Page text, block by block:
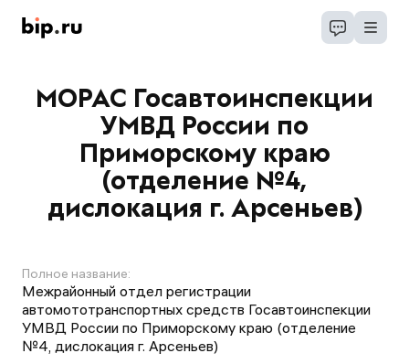
МОРАС Госавтоинспекции
УМВД России по
Приморскому краю
(отделение №4,
дислокация г. Арсеньев)
Полное название:
Межрайонный отдел регистрации
автомототранспортных средств Госавтоинспекции
УМВД России по Приморскому краю (отделение
№4, дислокация г. Арсеньев)